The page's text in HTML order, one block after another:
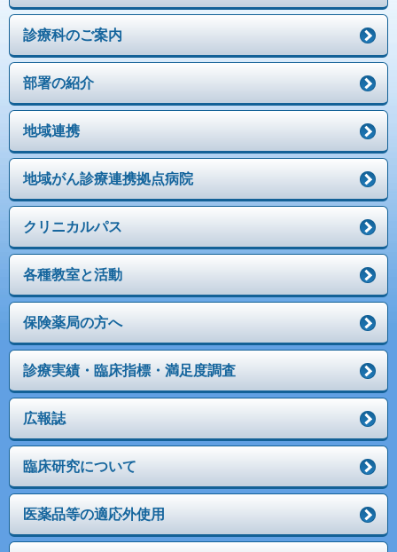
診療科のご案内
部署の紹介
地域連携
地域がん診療連携拠点病院
クリニカルパス
各種教室と活動
保険薬局の方へ
診療実績・臨床指標・満足度調査
広報誌
臨床研究について
医薬品等の適応外使用